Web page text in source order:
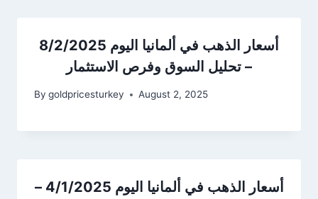
أسعار الذهب في ألمانيا اليوم 8/2/2025
– تحليل السوق وفرص الاستثمار
By goldpricesturkey August 2, 2025
أسعار الذهب في ألمانيا اليوم 4/1/2025 –